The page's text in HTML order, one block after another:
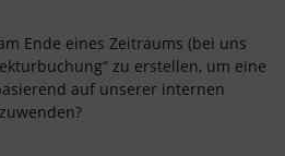
Ende eines Zeitraums (bei uns
zu erstellen, um eine
auf unserer internen